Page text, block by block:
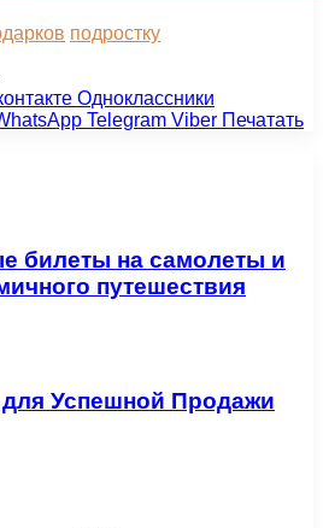
подростку
Одноклассники
Telegram Viber Печатать
билеты на самолеты и
путешествия
Успешной Продажи